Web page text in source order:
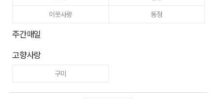
이웃사랑
동정
주간매일
고향사랑
구미